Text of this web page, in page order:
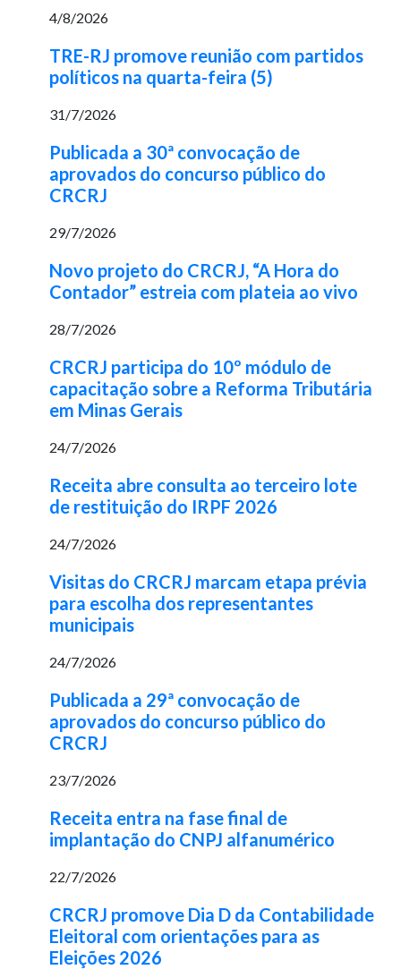
4/8/2026
TRE-RJ promove reunião com partidos
políticos na quarta-feira (5)
31/7/2026
Publicada a 30ª convocação de
aprovados do concurso público do
CRCRJ
29/7/2026
Novo projeto do CRCRJ, “A Hora do
Contador” estreia com plateia ao vivo
28/7/2026
CRCRJ participa do 10º módulo de
capacitação sobre a Reforma Tributária
em Minas Gerais
24/7/2026
Receita abre consulta ao terceiro lote
de restituição do IRPF 2026
24/7/2026
Visitas do CRCRJ marcam etapa prévia
para escolha dos representantes
municipais
24/7/2026
Publicada a 29ª convocação de
aprovados do concurso público do
CRCRJ
23/7/2026
Receita entra na fase final de
implantação do CNPJ alfanumérico
22/7/2026
CRCRJ promove Dia D da Contabilidade
Eleitoral com orientações para as
Eleições 2026